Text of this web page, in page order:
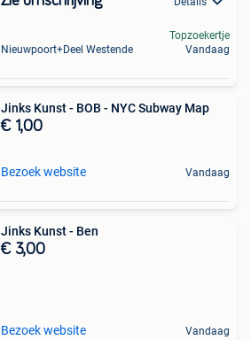
Nieuwpoort+Deel Westende
Topzoekertje
Vandaag
Jinks Kunst - BOB - NYC Subway Map
€ 1,00
Bezoek website Vandaag
Jinks Kunst - Ben
€ 3,00
Bezoek website Vandaag